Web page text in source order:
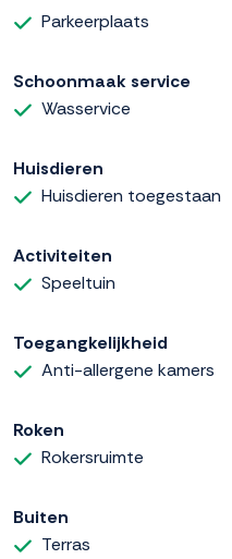
Parkeerplaats
Schoonmaak service
Wasservice
Huisdieren
Huisdieren toegestaan
Activiteiten
Speeltuin
Toegangkelijkheid
Anti-allergene kamers
Roken
Rokersruimte
Buiten
Terras